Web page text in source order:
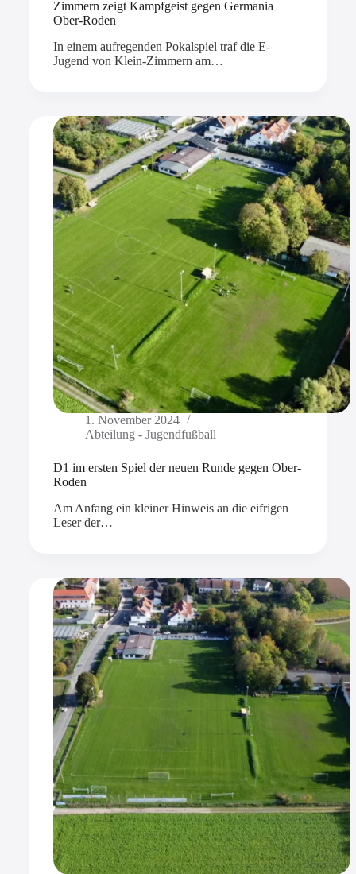
Zimmern zeigt Kampfgeist gegen Germania
Ober-Roden
In einem aufregenden Pokalspiel traf die E-
Jugend von Klein-Zimmern am…
1. November 2024
Abteilung - Jugendfußball
D1 im ersten Spiel der neuen Runde gegen Ober-
Roden
Am Anfang ein kleiner Hinweis an die eifrigen
Leser der…